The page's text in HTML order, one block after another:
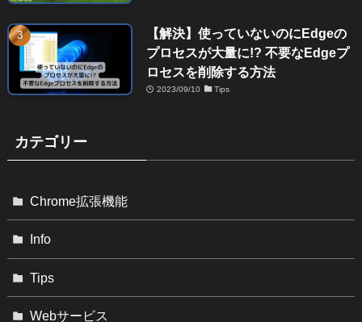
【解決】使っていないのにEdgeの
プロセスが大量に!? 不要なEdgeプ
ロセスを削除する方法
2023/09/10 Tips
カテゴリー
Chrome拡張機能
Info
Tips
Webサービス